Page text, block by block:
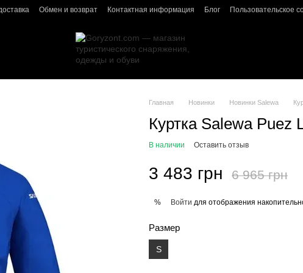
Обмен и возврат Контактная информация Блог Пользовательское
Главная Новинки Новинки Salewa
Куртка Salewa Puez
В наличии Оставить отзыв
3 483 грн 6 965 грн
% Войти для отображения
Размер
S